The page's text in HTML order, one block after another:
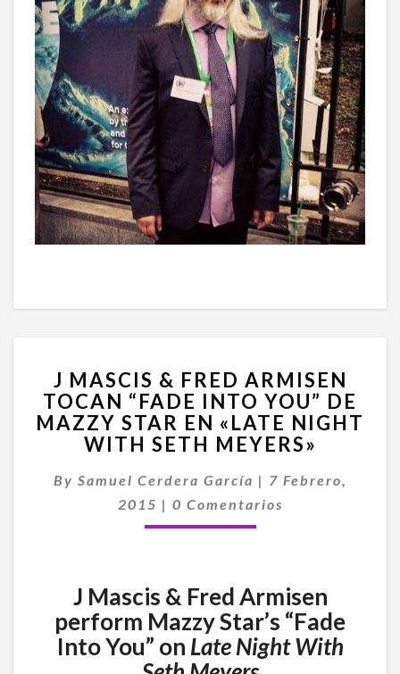
MASCIS
FRED
ARMISEN
“FADE
INTO
EN
«LATE
NIGHT
WITH
J MASCIS & FRED ARMISEN
TOCAN “FADE INTO YOU” DE
MAZZY STAR EN «LATE NIGHT
WITH SETH MEYERS»
By Samuel Cerdera García | 7 Febrero,
2015 | Comentarios
0 Comentarios
J Mascis & Fred Armisen
perform Mazzy Star’s “Fade
Into You” on Late Night With